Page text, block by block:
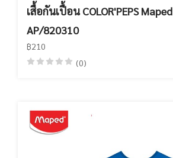
เสื้อกันเปื้อน COLOR'PEPS Maped
AP/820310
฿210
(0)